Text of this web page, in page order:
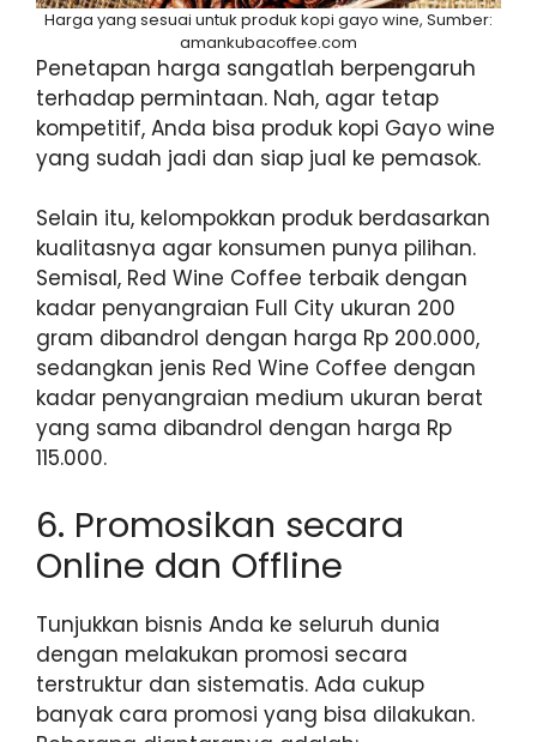
Harga yang sesuai untuk produk kopi gayo wine, Sumber:
amankubacoffee.com
Penetapan harga sangatlah berpengaruh
terhadap permintaan. Nah, agar tetap
kompetitif, Anda bisa produk kopi Gayo wine
yang sudah jadi dan siap jual ke pemasok.
Selain itu, kelompokkan produk berdasarkan
kualitasnya agar konsumen punya pilihan.
Semisal, Red Wine Coffee terbaik dengan
kadar penyangraian Full City ukuran 200
gram dibandrol dengan harga Rp 200.000,
sedangkan jenis Red Wine Coffee dengan
kadar penyangraian medium ukuran berat
yang sama dibandrol dengan harga Rp
115.000.
6. Promosikan secara
Online dan Offline
Tunjukkan bisnis Anda ke seluruh dunia
dengan melakukan promosi secara
terstruktur dan sistematis. Ada cukup
banyak cara promosi yang bisa dilakukan.